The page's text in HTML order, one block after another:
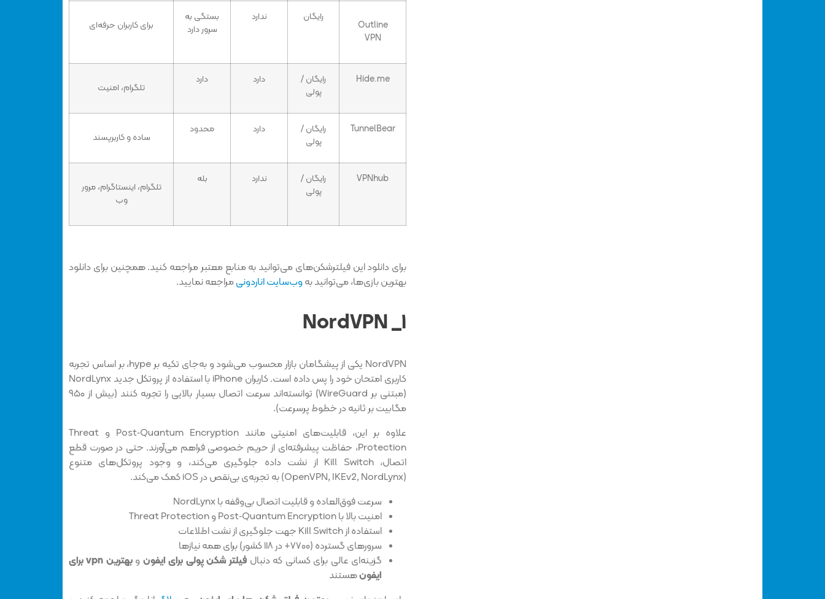
Outline
VPN
رایگان ندارد
بستگی به
سرور دارد
برای کاربران حرفه‌ای
Hide.me
رایگان /
پولی
دارد دارد
تلگرام، امنیت
TunnelBear
رایگان /
پولی
دارد محدود
ساده و کاربرپسند
VPNhub
رایگان /
پولی
ندارد بله
تلگرام، اینستاگرام، مرور
وب
برای دانلود این فیلترشکن‌های می‌توانید به منابع معتبر مراجعه کنید. همچنین برای دانلود
بهترین بازی‌ها، می‌توانید بهوب‌سایت اناردونیمراجعه نمایید.
۱_ NordVPN
NordVPN یکی از پیشگامان بازار محسوب می‌شود و به‌جای تکیه بر hype، بر اساس تجربه
کاربری امتحان خود را پس داده است. کاربران iPhone با استفاده از پروتکل جدید NordLynx
(مبتنی بر WireGuard) توانسته‌اند سرعت اتصال بسیار بالایی را تجربه کنند (بیش از ۹۵۰
مگابیت بر ثانیه در خطوط پرسرعت).
علاوه‌ بر این، قابلیت‌های امنیتی مانند Post‑Quantum Encryption و Threat
Protection، حفاظت پیشرفته‌ای از حریم خصوصی فراهم می‌آورند. حتی در صورت قطع
اتصال، Kill Switch از نشت داده جلوگیری می‌کند، و وجود پروتکل‌های متنوع
(OpenVPN, IKEv2, NordLynx) به تجربه‌ی بی‌نقص در iOS کمک می‌کند.
سرعت فوق‌العاده و قابلیت اتصال بی‌وقفه با NordLynx
امنیت بالا با Post‑Quantum Encryption و Threat Protection
استفاده از Kill Switch جهت جلوگیری از نشت اطلاعات
سرورهای گسترده (۷۷۰۰+ در ۱۱۸ کشور) برای همه‌ نیازها
گزینه‌ای عالی برای کسانی که دنبال فیلتر شکن پولی برای ایفون و
بهترین vpn برای
ایفونهستند